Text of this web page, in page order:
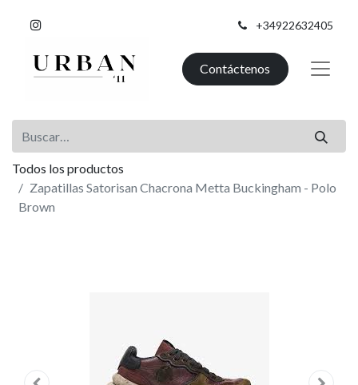
+34922632405
Contáctenos
Todos los productos
Zapatillas Satorisan Chacrona Metta Buckingham - Polo
Brown